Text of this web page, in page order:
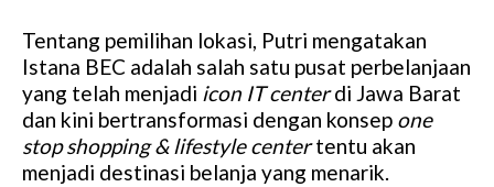
Tentang pemilihan lokasi, Putri mengatakan
Istana BEC adalah salah satu pusat perbelanjaan
yang telah menjadi icon IT centerdi Jawa Barat
dan kini bertransformasi dengan konsep one
stop shopping & lifestyle centertentu akan
menjadi destinasi belanja yang menarik.